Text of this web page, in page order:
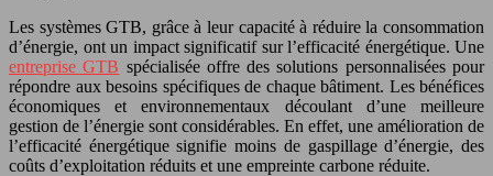
Les systèmes GTB, grâce à leur capacité à réduire la consommation
d’énergie, ont un impact significatif sur l’efficacité énergétique. Une
entreprise GTB spécialisée offre des solutions personnalisées pour
répondre aux besoins spécifiques de chaque bâtiment. Les bénéfices
économiques et environnementaux découlant d’une meilleure
gestion de l’énergie sont considérables. En effet, une amélioration de
l’efficacité énergétique signifie moins de gaspillage d’énergie, des
coûts d’exploitation réduits et une empreinte carbone réduite.